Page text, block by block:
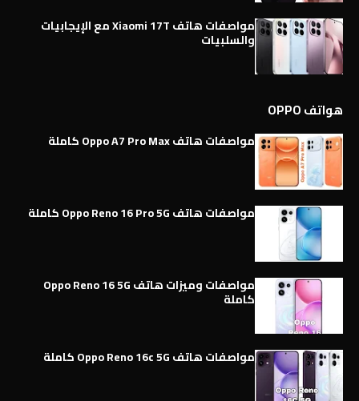
مواصفات هاتف Xiaomi 17T مع الإيجابيات
والسلبيات
هواتف OPPO
مواصفات هاتف Oppo A7 Pro Max كاملة
مواصفات هاتف Oppo Reno 16 Pro 5G كاملة
مواصفات وميزات هاتف Oppo Reno 16 5G
كاملة
مواصفات هاتف Oppo Reno 16c 5G كاملة